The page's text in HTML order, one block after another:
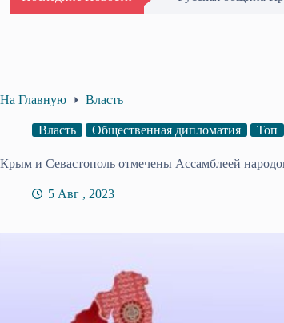
На Главную Власть
Власть Общественная дипломатия Топ
Крым и Севастополь отмечены Ассамблеей
5 Авг , 2023